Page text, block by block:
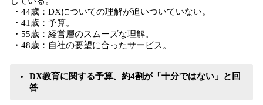
・44歳：DXについての理解が追いついていない。
・41歳：予算。
・55歳：経営層のスムーズな理解。
・48歳：自社の要望に合ったサービス。
DX教育に関する予算、約4割が「十分ではない」と回
答